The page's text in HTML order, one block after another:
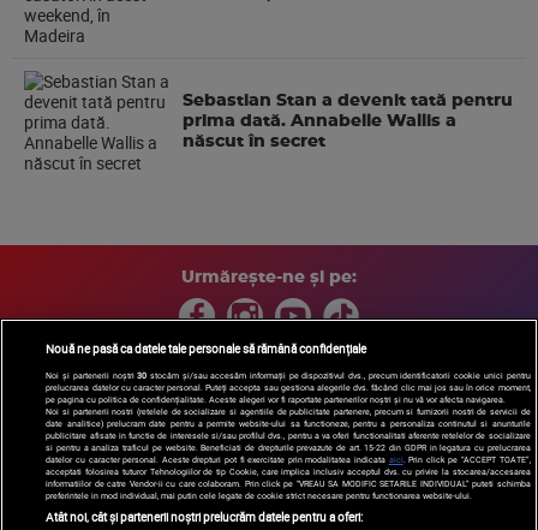
Sebastian Stan a devenit tată pentru
prima dată. Annabelle Wallis a
născut în secret
Urmărește-ne și pe:
Copyright © 2026 / DIGI ROMANIA S.A.
Arhiva
Comunicate de presă Politica de confidentialitate
Termeni
si conditii
Gestionați preferințele| Contact/Info Codul etic
Nouă ne pasă ca datele tale personale să rămână confidențiale
Noi și partenerii noștri30 stocăm și/sau accesăm informații pe dispozitivul dvs., precum identificatorii cookie unici pentru
prelucrarea datelor cu caracter personal. Puteți accepta sau gestiona alegerile dvs. făcând clic mai jos sau în orice moment,
pe pagina cu politica de confidențialitate. Aceste alegeri vor fi raportate partenerilor noștri și nu vă vor afecta navigarea.
Noi si partenerii nostri (retelele de socializare si agentiile de publicitate partenere, precum si furnizorii nostri de servicii de
date analitice) prelucram date pentru a permite website-ului sa functioneze, pentru a personaliza continutul si anunturile
publicitare afisate in functie de interesele si/sau profilul dvs., pentru a va oferi functionalitati aferente retelelor de socializare
si pentru a analiza traficul pe website. Beneficiati de drepturile prevazute de art. 15-22 din GDPR in legatura cu prelucrarea
datelor cu caracter personal. Aceste drepturi pot fi exercitate prin modalitatea indicata aici. Prin click pe “ACCEPT TOATE”,
acceptati folosirea tuturor Tehnologiilor de tip Cookie, care implica inclusiv acceptul dvs. cu privire la stocarea/accesarea
informatiilor de catre Vendor-ii cu care colaboram. Prin click pe “VREAU SA MODIFIC SETARILE INDIVIDUAL” puteti schimba
preferintele in mod individual, mai putin cele legate de cookie strict necesare pentru functionarea website-ului.
Atât noi, cât și partenerii noștri prelucrăm datele pentru a oferi: